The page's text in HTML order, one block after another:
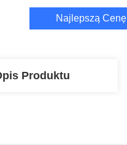
Najlepszą Cenę
Produktu